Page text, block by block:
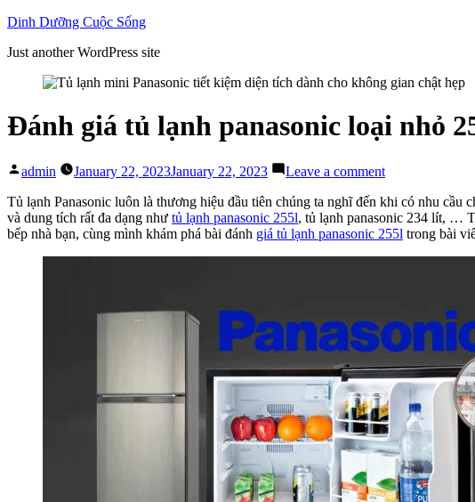
Skip
content
Dinh Dưỡng Cuộc Sống
Just another WordPress site
Đánh giá tủ lạnh panasonic loại nhỏ
Posted
admin January 22, 2023January 22, 2023 Leave a commenton
giá
tủ
lạnh
lít
NR-
BV289QSV2
Tủ lạnh Panasonic luôn là thương hiệu đầu tiên chúng ta nghĩ đến khi có nhu cầu
và dung tích rất đa dạng như tủ lạnh panasonic 255l, tủ lạnh panasonic 234 lít, …
bếp nhà bạn, cùng mình khám phá bài đánh giá tủ lạnh panasonic 255l trong bài